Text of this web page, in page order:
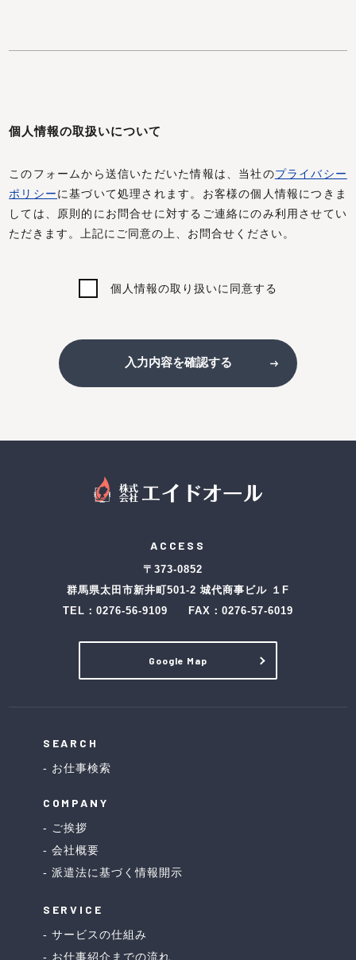
個人情報の取扱いについて
このフォームから送信いただいた情報は、当社のプライバシー
ポリシーに基づいて処理されます。お客様の個人情報につきま
しては、原則的にお問合せに対するご連絡にのみ利用させてい
ただきます。上記にご同意の上、お問合せください。
個人情報の取り扱いに同意する
入力内容を確認する
ACCESS
〒373-0852
群馬県太田市新井町501-2 城代商事ビル １F
TEL： 0276-56-9109 FAX：0276-57-6019
Google Map
SEARCH
お仕事検索
COMPANY
ご挨拶
会社概要
派遣法に基づく情報開示
SERVICE
サービスの仕組み
お仕事紹介までの流れ